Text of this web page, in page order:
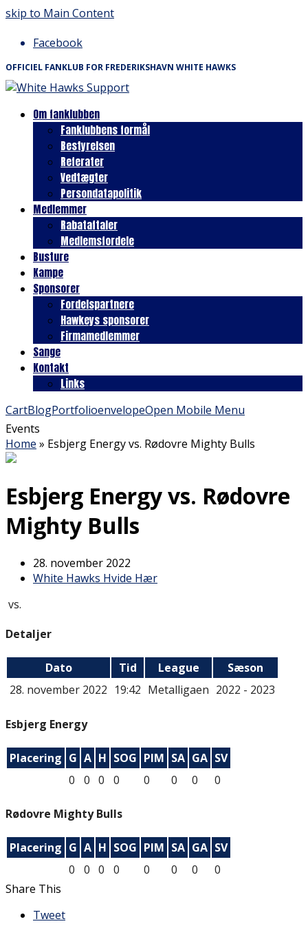
skip to Main Content
Facebook
OFFICIEL FANKLUB FOR FREDERIKSHAVN WHITE HAWKS
Om fanklubben
Fanklubbens formål
Bestyrelsen
Referater
Vedtægter
Persondatapolitik
Medlemmer
Rabataftaler
Medlemsfordele
Busture
Kampe
Sponsorer
Fordelspartnere
Hawkeys sponsorer
Firmamedlemmer
Sange
Kontakt
Links
CartBlogPortfolioenvelopeOpen Mobile Menu
Events
Home » Esbjerg Energy vs. Rødovre Mighty Bulls
Esbjerg Energy vs. Rødovre
Mighty Bulls
28. november 2022
White Hawks Hvide Hær
vs.
Detaljer
Dato Tid League
Sæson
28. november 2022 19:42 Metalligaen 2022 - 2023
Esbjerg Energy
Placering G A H SOG PIM SA GA SV
0
0 0 0 0 0 0 0
Rødovre Mighty Bulls
Placering G A H SOG PIM SA GA SV
0
0 0 0 0 0 0
0
Share This
Tweet